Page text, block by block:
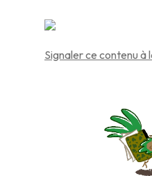
Signaler ce contenu à